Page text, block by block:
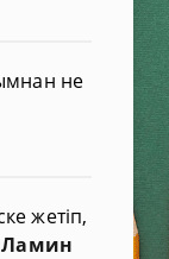
не
жетіп,
Ламин